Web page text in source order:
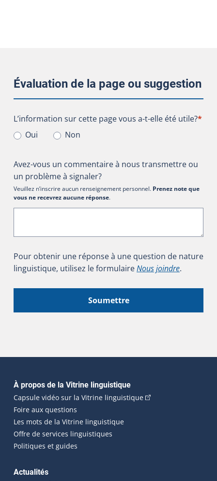
Évaluation de la page ou suggestion
L’information sur cette page vous a-t-elle été utile?
L’information sur cette page vous a-t-elle été utile?*
Oui
Non
Avez-vous un commentaire à nous transmettre ou
un problème à signaler?
Veuillez n’inscrire aucun renseignement personnel. Prenez note que
vous ne recevrez aucune réponse.
Pour obtenir une réponse à une question de nature
linguistique, utilisez le formulaireNous joindre.
Soumettre
Navigation principale
À propos de la Vitrine linguistique
Capsule vidéo sur la Vitrine linguistique(Cet hyperlien
Foire aux questions
Les mots de la Vitrine linguistique
Offre de services linguistiques
Politiques et guides
Actualités